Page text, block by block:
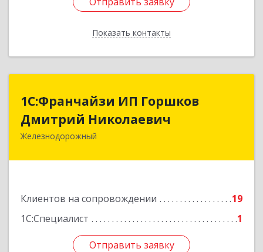
Показать контакты
Назад
1С:Франчайзи ИП Горшков
Дмитрий Николаевич
Железнодорожный
Клиентов на сопровождении
19
1С:Специалист
1
Отправить заявку
1С:Франчайзи ИП Горшков
Дмитрий Николаевич
143980, Московская обл, Железнодорожный г,
Отправить заявку